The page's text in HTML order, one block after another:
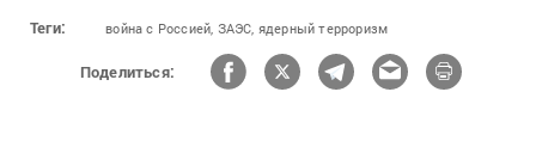
Теги: война с Россией, ЗАЭС, ядерный терроризм
Поделиться: